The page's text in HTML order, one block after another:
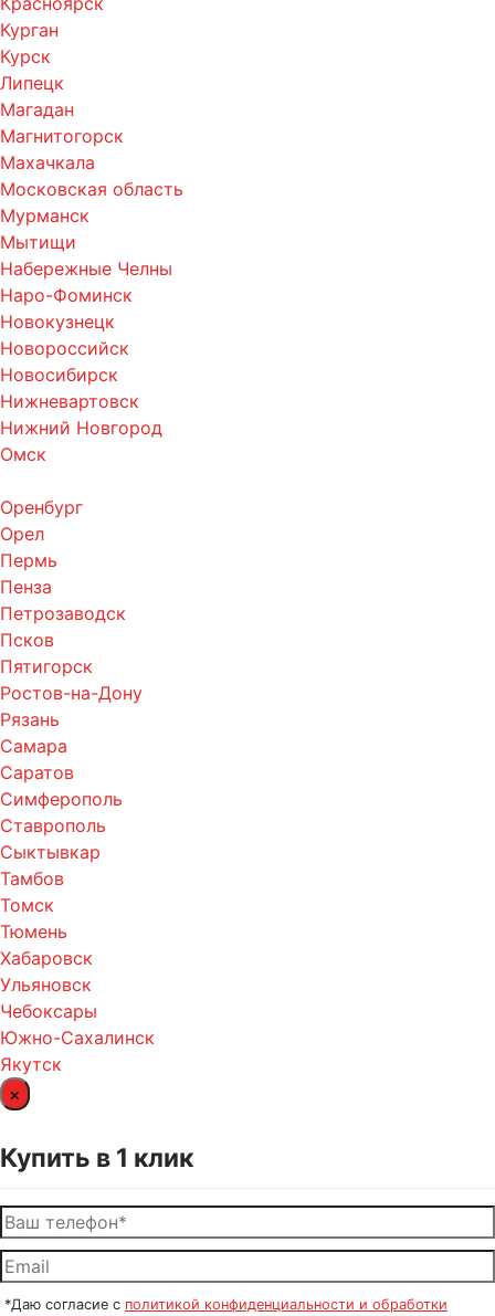
Курган
Курск
Липецк
Магадан
Магнитогорск
Махачкала
Московская область
Мурманск
Мытищи
Набережные Челны
Наро-Фоминск
Новокузнецк
Новороссийск
Новосибирск
Нижневартовск
Нижний Новгород
Омск
Оренбург
Орел
Пермь
Пенза
Петрозаводск
Псков
Пятигорск
Ростов-на-Дону
Рязань
Самара
Саратов
Симферополь
Ставрополь
Сыктывкар
Тамбов
Томск
Тюмень
Хабаровск
Ульяновск
Чебоксары
Южно-Сахалинск
Якутск
×
Купить в 1 клик
*Даю согласие с политикой конфиденциальности и обработки